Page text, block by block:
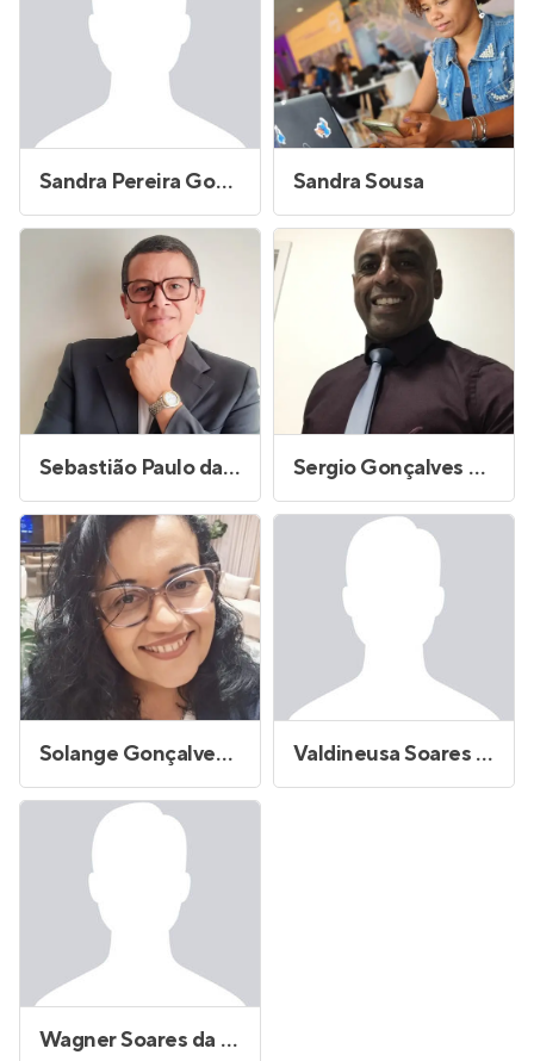
Sandra Pereira Gomes Sandra Sousa
Sebastião Paulo da Silva Sergio Gonçalves Frias
Solange Gonçalves Silva Valdineusa Soares Bandeira
Wagner Soares da Silva